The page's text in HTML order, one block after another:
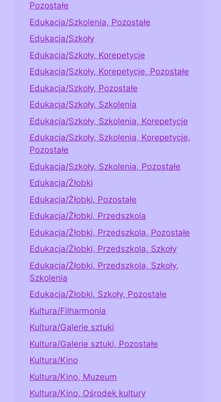
Pozostałe
Edukacja/Szkolenia, Pozostałe
Edukacja/Szkoły
Edukacja/Szkoły, Korepetycje
Edukacja/Szkoły, Korepetycje, Pozostałe
Edukacja/Szkoły, Pozostałe
Edukacja/Szkoły, Szkolenia
Edukacja/Szkoły, Szkolenia, Korepetycje
Edukacja/Szkoły, Szkolenia, Korepetycje,
Pozostałe
Edukacja/Szkoły, Szkolenia, Pozostałe
Edukacja/Żłobki
Edukacja/Żłobki, Pozostałe
Edukacja/Żłobki, Przedszkola
Edukacja/Żłobki, Przedszkola, Pozostałe
Edukacja/Żłobki, Przedszkola, Szkoły
Edukacja/Żłobki, Przedszkola, Szkoły,
Szkolenia
Edukacja/Żłobki, Szkoły, Pozostałe
Kultura/Filharmonia
Kultura/Galerie sztuki
Kultura/Galerie sztuki, Pozostałe
Kultura/Kino
Kultura/Kino, Muzeum
Kultura/Kino, Ośrodek kultury